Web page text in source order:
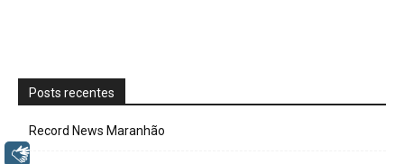
Posts recentes
Record News Maranhão